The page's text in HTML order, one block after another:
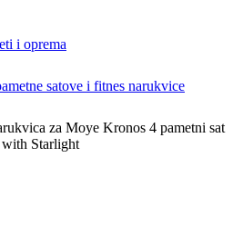
i oprema
satove i fitnes narukvice
za Moye Kronos 4 pametni sat
Starlight